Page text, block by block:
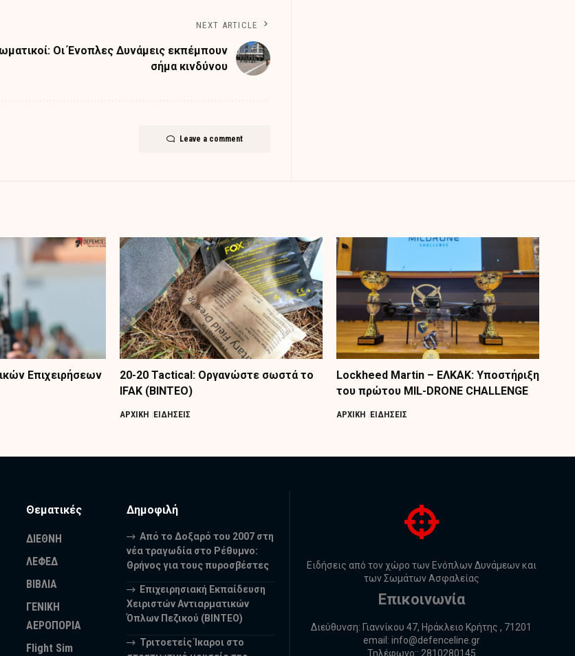
NEXT ARTICLE
Οι Ένοπλες Δυνάμεις εκπέμπουν
σήμα κινδύνου
Leave a comment
Επιχειρήσεων
20-20 Tactical: Οργανώστε σωστά το
IFAK (ΒΙΝΤΕΟ)
ΑΡΧΙΚΗ ΕΙΔΗΣΕΙΣ
Lockheed Martin – ΕΛΚΑΚ: Υποστήριξη
του πρώτου MIL-DRONE CHALLENGE
ΑΡΧΙΚΗ ΕΙΔΗΣΕΙΣ
Θεματικές
ΔΙΕΘΝΗ
ΛΕΦΕΔ
ΒΙΒΛΙΑ
ΓΕΝΙΚΗ
ΑΕΡΟΠΟΡΙΑ
Flight Sim
Δημοφιλή
Από το Δοξαρό του 2007 στη
νέα τραγωδία στο Ρέθυμνο:
Θρήνος για τους πυροσβέστες
Επιχειρησιακή Εκπαίδευση
Χειριστών Αντιαρματικών
Όπλων Πεζικού (ΒΙΝΤΕΟ)
Τριτοετείς Ίκαροι στο
Ειδήσεις από τον χώρο των Ενόπλων Δυνάμεων και
των Σωμάτων Ασφαλείας
Επικοινωνία
Διεύθυνση: Γιαννίκου 47, Ηράκλειο Κρήτης , 71201
email: info@defenceline.gr
Τηλέφωνο:: 2810280145